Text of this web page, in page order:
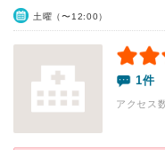
土曜（〜12:00）
1件
アクセス